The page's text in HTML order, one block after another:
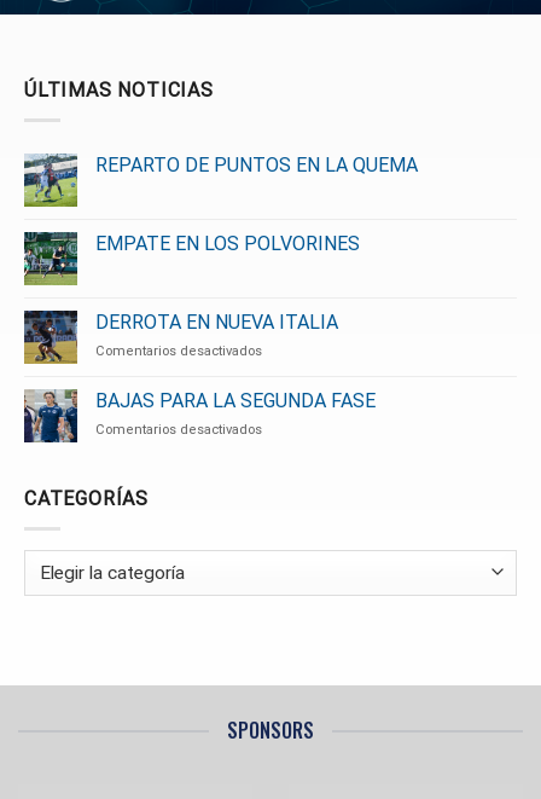
ÚLTIMAS NOTICIAS
REPARTO DE PUNTOS EN LA QUEMA
EMPATE EN LOS POLVORINES
DERROTA EN NUEVA ITALIA
Comentarios desactivadosen
EN
NUEVA
ITALIA
BAJAS PARA LA SEGUNDA FASE
Comentarios desactivadosen
CATEGORÍAS
Categorías
SPONSORS